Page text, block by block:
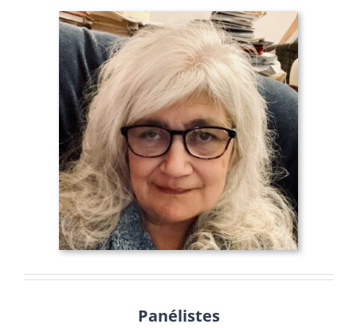
Panélistes